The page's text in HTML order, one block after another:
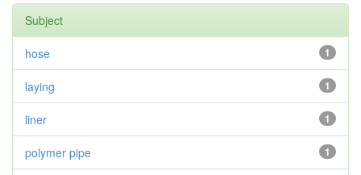
Subject
1
hose
1
laying
1
liner
1
polymer pipe